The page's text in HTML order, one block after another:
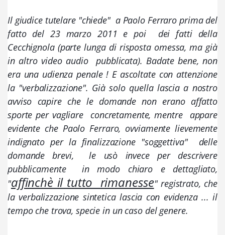
Il giudice tutelare "chiede"  a Paolo Ferraro prima del
fatto del 23 marzo 2011 e poi  dei fatti della
Cecchignola (parte lunga di risposta omessa, ma già
in altro video audio  pubblicata). Badate bene, non
era una udienza penale ! E ascoltate con attenzione
la "verbalizzazione". Già solo quella lascia a nostro
avviso capire che le domande non erano affatto
sporte per vagliare  concretamente, mentre  appare
evidente che Paolo Ferraro, ovviamente lievemente
indignato per la finalizzazione "soggettiva"  delle
domande brevi,  le usò invece per descrivere
pubblicamente  in modo chiaro e dettagliato,
"affinchè il tutto  rimanesse" registrato, che
la verbalizzazione sintetica lascia con evidenza ... il
tempo che trova, specie in un caso del genere.